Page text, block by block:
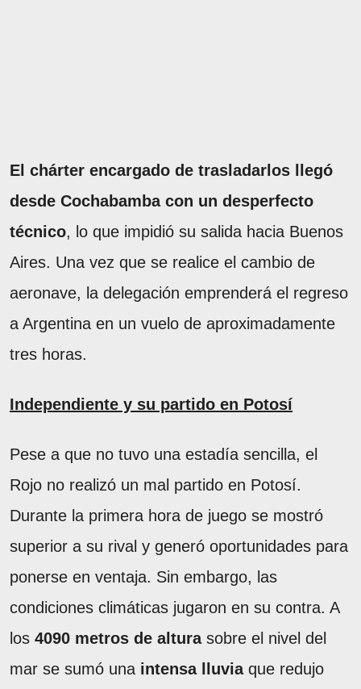
El chárter encargado de trasladarlos llegó
desde Cochabamba con un desperfecto
técnico, lo que impidió su salida hacia Buenos
Aires. Una vez que se realice el cambio de
aeronave, la delegación emprenderá el regreso
a Argentina en un vuelo de aproximadamente
tres horas.
Independiente y su partido en Potosí
Pese a que no tuvo una estadía sencilla, el
Rojo no realizó un mal partido en Potosí.
Durante la primera hora de juego se mostró
superior a su rival y generó oportunidades para
ponerse en ventaja. Sin embargo, las
condiciones climáticas jugaron en su contra. A
los 4090 metros de alturasobre el nivel del
mar se sumó una intensa lluviaque redujo